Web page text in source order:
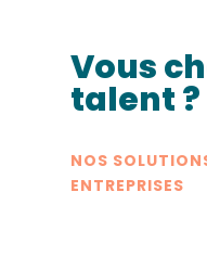
Vous
talent ?
NOS
ENTREPRISES